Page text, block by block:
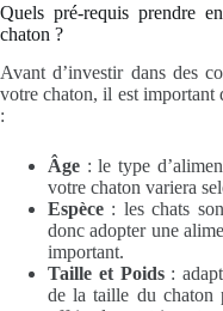
Quels pré-requis prendre
chaton ?
Avant d’investir dans des
votre chaton, il est important
:
Âge : le type
votre chaton variera
Espèce : les chats
donc adopter une
important.
Taille et Poids:
de la taille du chaton